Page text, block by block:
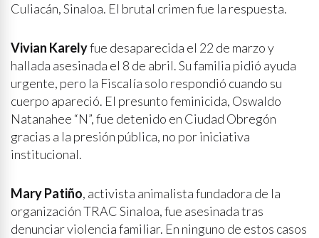
Culiacán, Sinaloa. El brutal crimen fue la respuesta.
Vivian Karelyfue desaparecida el 22 de marzo y
hallada asesinada el 8 de abril. Su familia pidió ayuda
urgente, pero la Fiscalía solo respondió cuando su
cuerpo apareció. El presunto feminicida, Oswaldo
Natanahee “N”, fue detenido en Ciudad Obregón
gracias a la presión pública, no por iniciativa
institucional.
Mary Patiño, activista animalista fundadora de la
organización TRAC Sinaloa, fue asesinada tras
denunciar violencia familiar. En ninguno de estos casos